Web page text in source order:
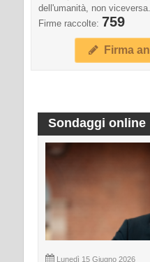
dell'umanità, non viceversa.
Firme raccolte: 759
Firma
Sondaggi online
Lunedì 15 Giugno 2026